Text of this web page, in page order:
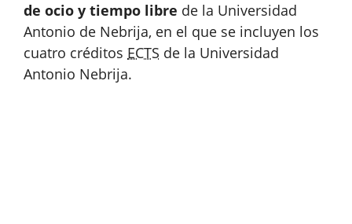
de ocio y tiempo libre de la Universidad
Antonio de Nebrija, en el que se incluyen los
cuatro créditos ECTS de la Universidad
Antonio Nebrija.